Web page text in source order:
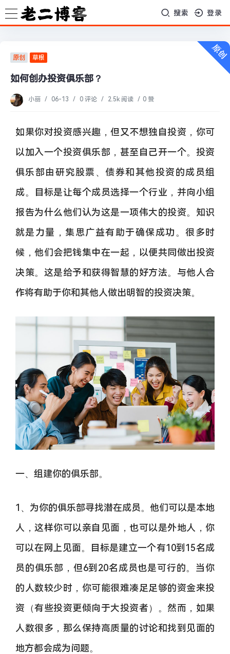
搜索 登录
原创 草根
如何创办投资俱乐部？
小丽 / 06-13 / 0 评论 / 2.5k 阅读 / 0 赞
如果你对投资感兴趣，但又不想独自投资，你可
以加入一个投资俱乐部，甚至自己开一个。投资
俱乐部由研究股票、债券和其他投资的成员组
成。目标是让每个成员选择一个行业，并向小组
报告为什么他们认为这是一项伟大的投资。知识
就是力量，集思广益有助于确保成功。很多时
候，他们会把钱集中在一起，以便共同做出投资
决策。这是给予和获得智慧的好方法。与他人合
作将有助于你和其他人做出明智的投资决策。
一、组建你的俱乐部。
1、为你的俱乐部寻找潜在成员。他们可以是本地
人，这样你可以亲自见面，也可以是外地人，你
可以在网上见面。目标是建立一个有10到15名成
员的俱乐部，但6到20名成员也是可行的。当你
的人数较少时，你可能很难凑足足够的资金来投
资（有些投资更倾向于大投资者）。然而，如果
人数很多，那么保持高质量的讨论和找到见面的
地方都会成为问题。